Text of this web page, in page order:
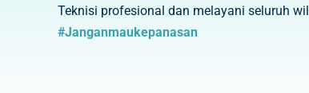
Teknisi profesional dan melayani seluruh
#Janganmaukepanasan